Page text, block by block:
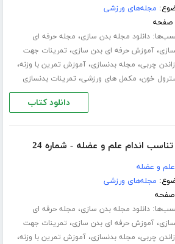
مجله‌های ورزشی
دانلود مجله بدن سازی، مجله حرفه ای
،آموزش حرفه ای بدن سازی، تمرینات جهت
چربی، مجله بدنسازی،آموزش تمرین با وزنه،
خون، مکمل های ورزشی، تمرینات بدنسازی
دانلود کتاب
اندام علم و عضله - شماره 24
علم و عضله
مجله‌های ورزشی
دانلود مجله بدن سازی، مجله حرفه ای
،آموزش حرفه ای بدن سازی، تمرینات جهت
چربی، مجله بدنسازی،آموزش تمرین با وزنه،